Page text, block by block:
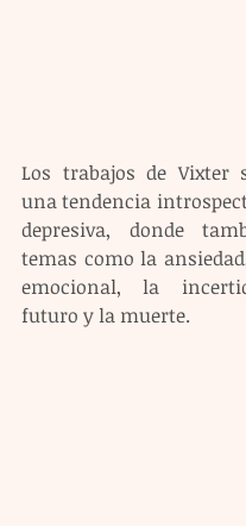
Los trabajos de Vixter
una tendencia
depresiva, donde
temas como la
emocional, la
futuro y la muerte.